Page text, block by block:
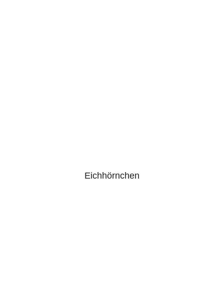
Eichhörnchen